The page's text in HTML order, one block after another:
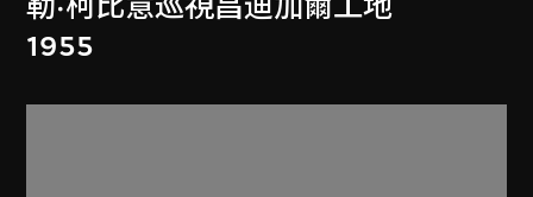
勒·柯比意巡視昌迪加爾工地
1955